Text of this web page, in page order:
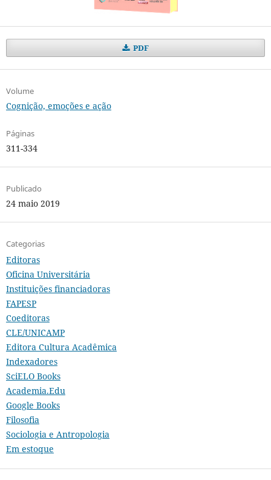
PDF
Volume
Cognição, emoções e ação
Páginas
311-334
Publicado
24 maio 2019
Categorias
Editoras
Oficina Universitária
Instituições financiadoras
FAPESP
Coeditoras
CLE/UNICAMP
Editora Cultura Acadêmica
Indexadores
SciELO Books
Academia.Edu
Google Books
Filosofia
Sociologia e Antropologia
Em estoque